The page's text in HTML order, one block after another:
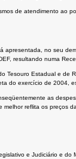
de atendimento ao
apresentada, no seu
resultando numa
Tesouro Estadual e de
do exercício de
as
reflita os preços
e Judiciário e